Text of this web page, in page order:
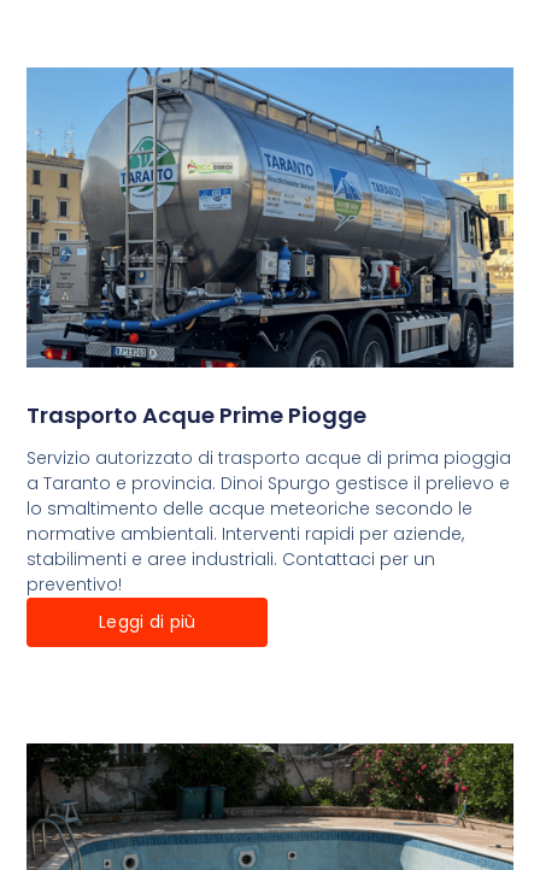
Trasporto Acque Prime Piogge
Servizio autorizzato di trasporto acque di prima pioggia
a Taranto e provincia. Dinoi Spurgo gestisce il prelievo e
lo smaltimento delle acque meteoriche secondo le
normative ambientali. Interventi rapidi per aziende,
stabilimenti e aree industriali. Contattaci per un
preventivo!
Leggi di più